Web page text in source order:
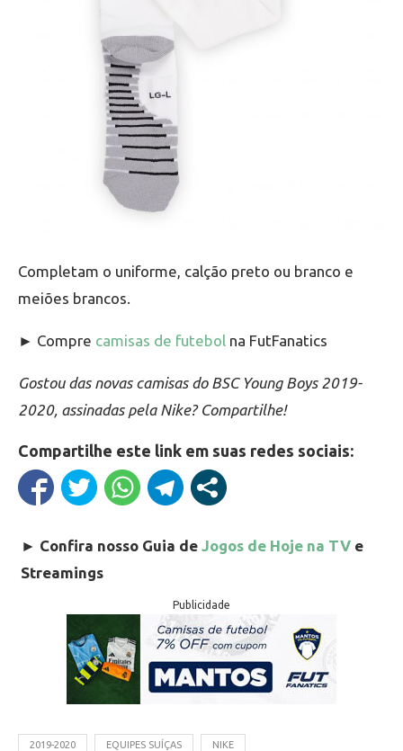
Completam o uniforme, calção preto ou branco e
meiões brancos.
► Compre camisas de futebol na FutFanatics
Gostou das novas camisas do BSC Young Boys 2019-
2020, assinadas pela Nike? Compartilhe!
Compartilhe este link em suas redes sociais:
► Confira nosso Guia de Jogos de Hoje na TV e
Streamings
Publicidade
2019-2020 EQUIPES SUÍÇAS NIKE